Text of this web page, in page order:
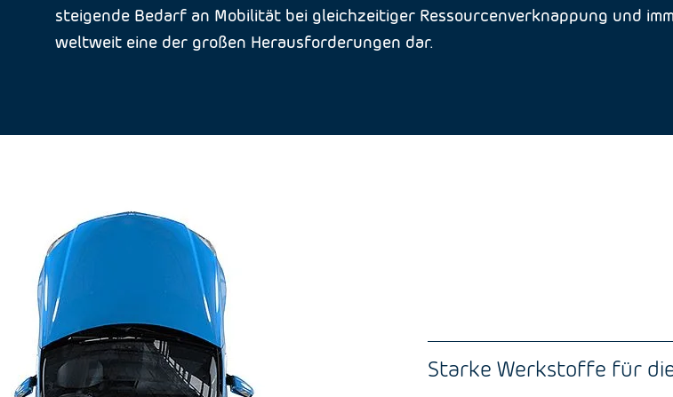
steigende Bedarf an Mobilität bei gleichzeitiger Ressourcenverknappung und
weltweit eine der großen Herausforderungen dar.
Starke Werkstoffe für